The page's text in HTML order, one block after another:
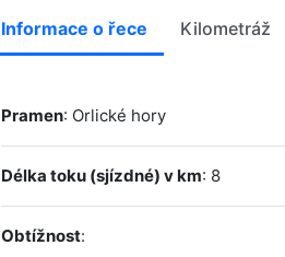
Informace o řece Kilometráž
Pramen: Orlické hory
Délka toku (sjízdné) v km: 8
Obtížnost: